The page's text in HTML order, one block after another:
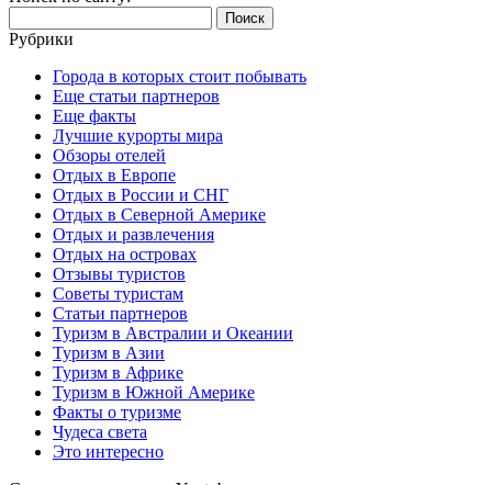
Рубрики
Города в которых стоит побывать
Еще статьи партнеров
Еще факты
Лучшие курорты мира
Обзоры отелей
Отдых в Европе
Отдых в России и СНГ
Отдых в Северной Америке
Отдых и развлечения
Отдых на островах
Отзывы туристов
Советы туристам
Статьи партнеров
Туризм в Австралии и Океании
Туризм в Азии
Туризм в Африке
Туризм в Южной Америке
Факты о туризме
Чудеса света
Это интересно